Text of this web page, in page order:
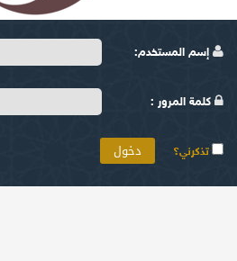
إسم المستخدم:
كلمة المرور :
تذكرني؟